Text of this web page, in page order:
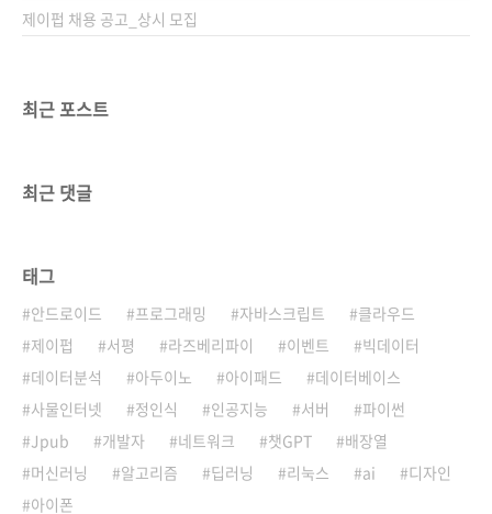
제이펍 채용 공고_상시 모집
최근 포스트
최근 댓글
태그
안드로이드 프로그래밍 자바스크립트
클라우드
제이펍
서평 라즈베리파이 이벤트
빅데이터
데이터분석
아두이노 아이패드
데이터베이스
사물인터넷
정인식 인공지능 서버
파이썬
Jpub
개발자 네트워크 챗GPT
배장열
머신러닝
알고리즘 딥러닝 리눅스 ai
디자인
아이폰